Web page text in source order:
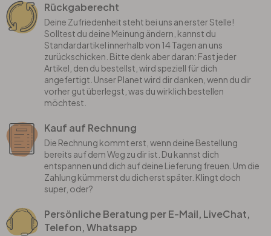
Rückgaberecht
Deine Zufriedenheit steht bei uns an erster Stelle!
Solltest du deine Meinung ändern, kannst du
Standardartikel innerhalb von 14 Tagen an uns
zurückschicken. Bitte denk aber daran: Fast jeder
Artikel, den du bestellst, wird speziell für dich
angefertigt. Unser Planet wird dir danken, wenn du dir
vorher gut überlegst, was du wirklich bestellen
möchtest.
Kauf auf Rechnung
Die Rechnung kommt erst, wenn deine Bestellung
bereits auf dem Weg zu dir ist. Du kannst dich
entspannen und dich auf deine Lieferung freuen. Um die
Zahlung kümmerst du dich erst später. Klingt doch
super, oder?
Persönliche Beratung per E-Mail, LiveChat,
Telefon, Whatsapp